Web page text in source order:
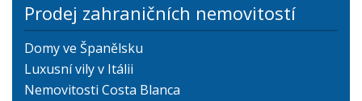
Prodej zahraničních nemovitostí
Domy ve Španělsku
Luxusní vily v Itálii
Nemovitosti Costa Blanca